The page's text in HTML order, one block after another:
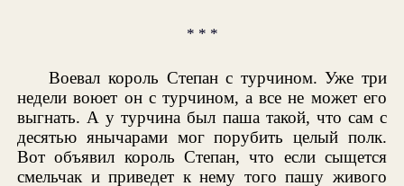
* * *
Воевал король Степан с турчином. Уже три
недели воюет он с турчином, а все не может его
выгнать. А у турчина был паша такой, что сам с
десятью янычарами мог порубить целый полк.
Вот объявил король Степан, что если сыщется
смельчак и приведет к нему того пашу живого